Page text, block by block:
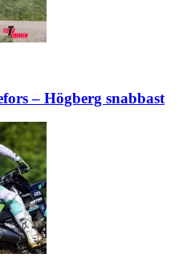
– Högberg snabbast